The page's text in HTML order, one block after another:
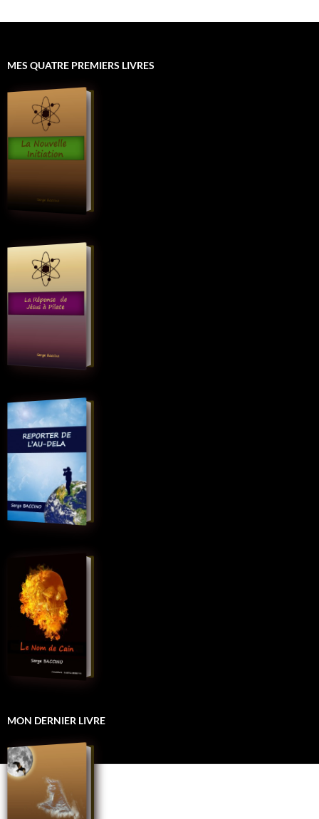
MES QUATRE PREMIERS LIVRES
MON DERNIER LIVRE